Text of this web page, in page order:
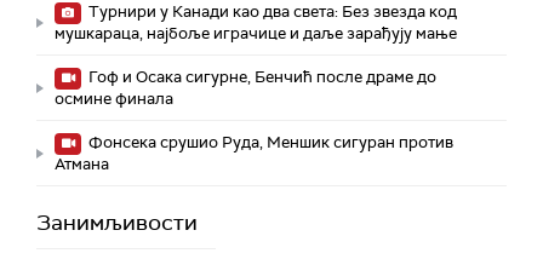
Турнири у Канади као два света: Без звезда код
мушкараца, најбоље играчице и даље зарађују мање
Гоф и Осака сигурне, Бенчић после драме до
осмине финала
Фонсека срушио Руда, Меншик сигуран против
Атмана
Занимљивости